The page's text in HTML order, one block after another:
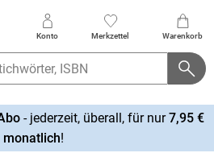
Konto Merkzettel Warenkorb
- jederzeit, überall, für nur7,95 €
monatlich!